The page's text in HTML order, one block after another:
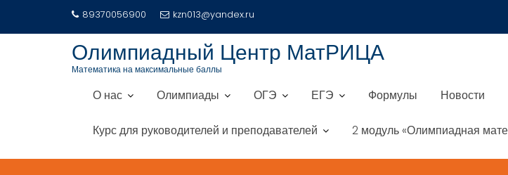
89370056900 kzn013@yandex.ru
Олимпиадный Центр МатРИЦА
Математика на максимальные баллы
О нас Олимпиады ОГЭ ЕГЭ Формулы Новости
Курс для руководителей и преподавателей 2 модуль «Олимпиадная